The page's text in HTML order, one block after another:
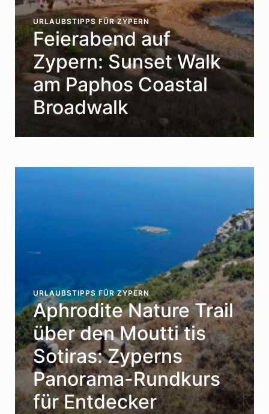
URLAUBSTIPPS FÜR ZYPERN
Feierabend auf
Zypern: Sunset Walk
am Paphos Coastal
Broadwalk
URLAUBSTIPPS FÜR ZYPERN
Aphrodite Nature Trail
über den Moutti tis
Sotiras: Zyperns
Panorama-Rundkurs
für Entdecker